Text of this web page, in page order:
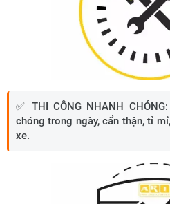
✅THI CÔNG NHANH CHÓNG:
chóng trong ngày, cẩn thận, tỉ
xe.